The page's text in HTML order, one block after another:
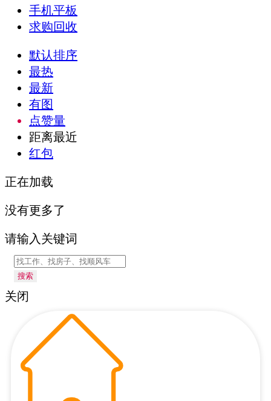
手机平板
求购回收
默认排序
最热
最新
有图
点赞量
距离最近
红包
正在加载
没有更多了
请输入关键词
搜索
关闭